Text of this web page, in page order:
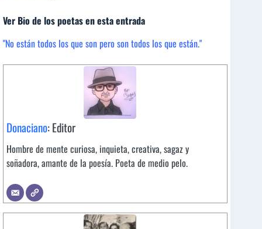
Ver Bio de los poetas en esta entrada
"No están todos los que son pero son todos los que están."
Donaciano: Editor
Hombre de mente curiosa, inquieta, creativa, sagaz y
soñadora, amante de la poesía. Poeta de medio pelo.